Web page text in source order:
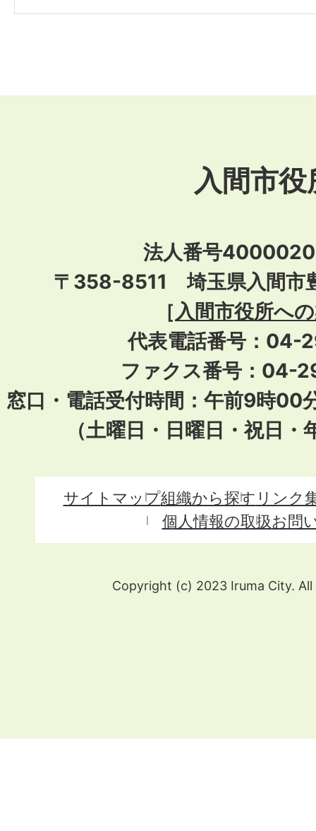
入間市役
法人番号
〒358-8511 埼玉県入間市
［入間市役所へ
代表電話番号：04-
ファクス番号：04-
窓口・電話受付時間：午前9時00
（土曜日・日曜日・祝日
サイトマップ組織から探す リンク
個人情報の取扱お問
Copyright (c) 2023 Iruma City. All